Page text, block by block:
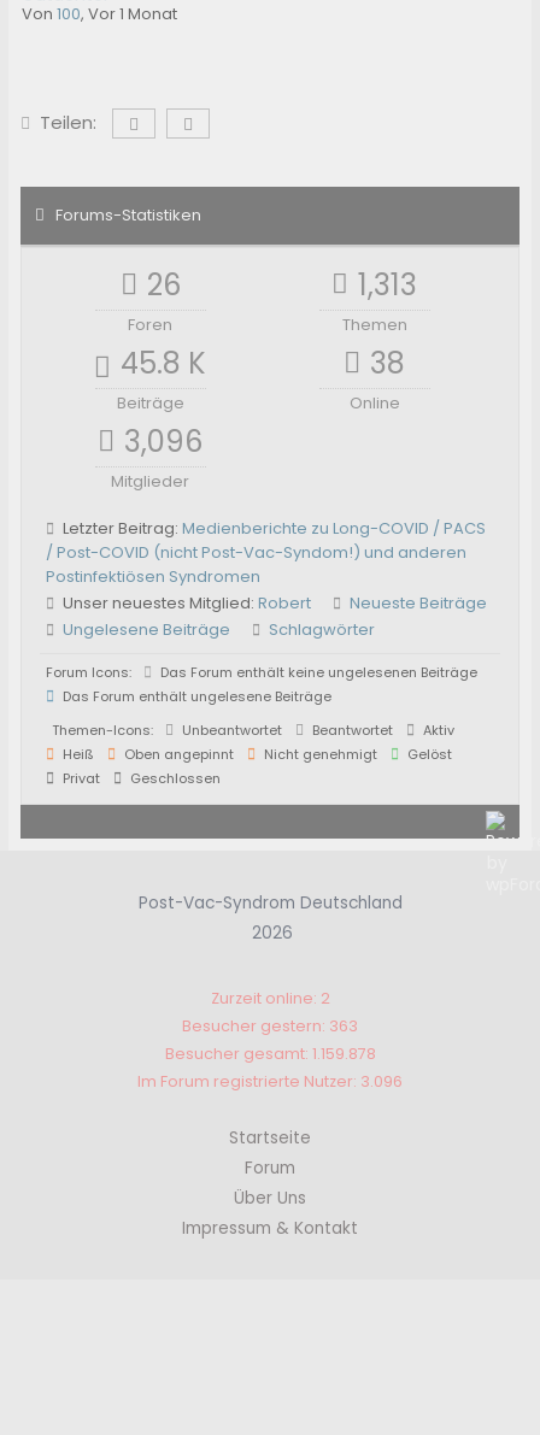
Von100,Vor 1 Monat
Teilen:
Forums-Statistiken
26
Foren
1,313
Themen
45.8 K
Beiträge
38
Online
3,096
Mitglieder
Letzter Beitrag: Medienberichte zu Long-COVID / PACS
/ Post-COVID (nicht Post-Vac-Syndom!) und anderen
Postinfektiösen Syndromen
Unser neuestes Mitglied: Robert
Neueste Beiträge
Ungelesene Beiträge
Schlagwörter
Forum Icons:
Das Forum enthält keine ungelesenen Beiträge
Das Forum enthält ungelesene Beiträge
Themen-Icons:
Unbeantwortet Beantwortet
Aktiv
Heiß
Oben angepinnt Nicht genehmigt
Gelöst
Privat
Geschlossen
Post-Vac-Syndrom Deutschland
2026
Zurzeit online: 2
Besucher gestern: 363
Besucher gesamt: 1.159.878
Im Forum registrierte Nutzer: 3.096
Startseite
Forum
Über Uns
Impressum & Kontakt